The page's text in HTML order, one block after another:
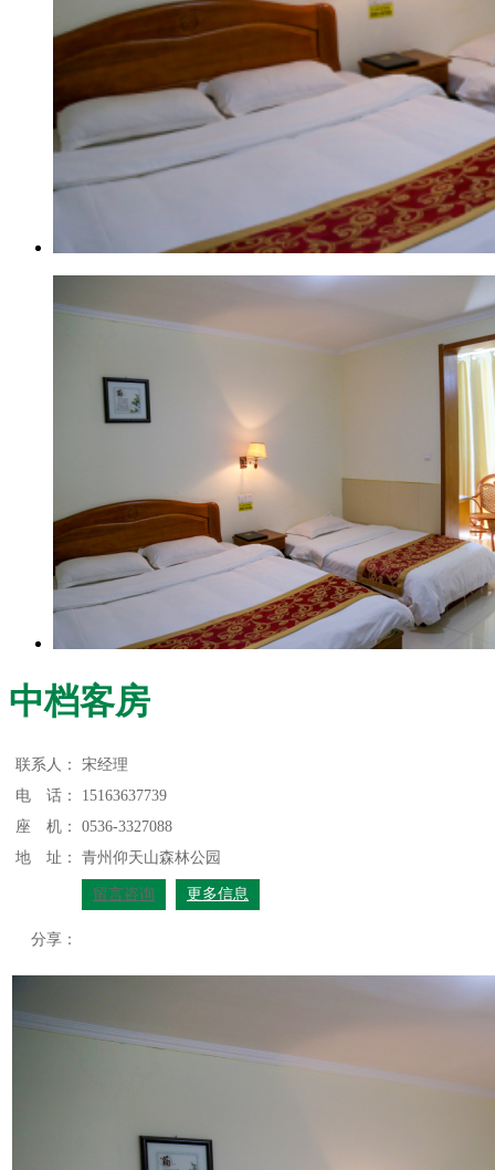
中档客房
联系人：
宋经理
电 话：
15163637739
座 机：
0536-3327088
地 址：
青州仰天山森林公园
留言咨询 更多信息
分享：